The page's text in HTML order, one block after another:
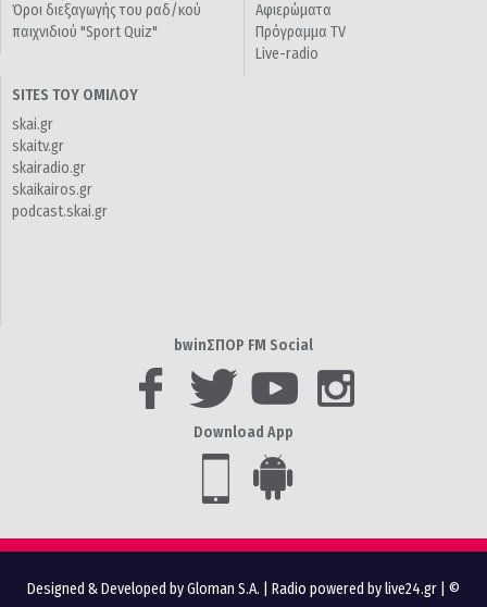
Όροι διεξαγωγής του ραδ/κού
παιχνιδιού "Sport Quiz"
Αφιερώματα
Πρόγραμμα TV
Live-radio
SITES ΤΟΥ ΟΜΙΛΟΥ
skai.gr
skaitv.gr
skairadio.gr
skaikairos.gr
podcast.skai.gr
bwinΣΠΟΡ FM Social
Download App
Designed & Developed by Gloman S.A. Radio powered by live24.gr | ©